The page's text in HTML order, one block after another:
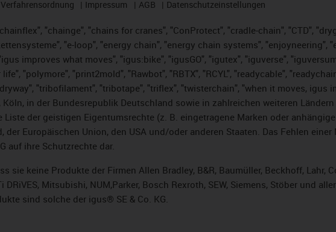
Verfahrensordnung Impressum AGB Datenschutzeinstellungen
"chainge", "chains for cranes", "ConProtect", "cradle-chain", "CTD",
"e-loop", "energy chain", "energy chain systems", "enjoyneering",
improves what moves", "igus:bike", "igusGO", "igutex", "iguverse",
"polymore", "print2mold", "Rawbot", "RBTX", "RCYL", "readycable",
"tribofilament", "tribotape", "triflex", "twisterchain", "when it moves,
Köln, in der Bundesrepublik Deutschland sowie in zahlreichen weiteren
der geistigen Eigentumsrechte (z. B. eingetragene Marken oder
Europäischen Union, den USA und/oder anderen Staaten. Das Fehlen
auf ihre Schutzrechte dar.
sie keine Produkte der Firmen Allen Bradley, B&R, Baumüller, Beckhoff, Lahr,
DRiVES, Mitsubishi, NUM,Parker, Bosch Rexroth, SEW, Siemens, Stöber und
sind solche der igus® SE & Co. KG.